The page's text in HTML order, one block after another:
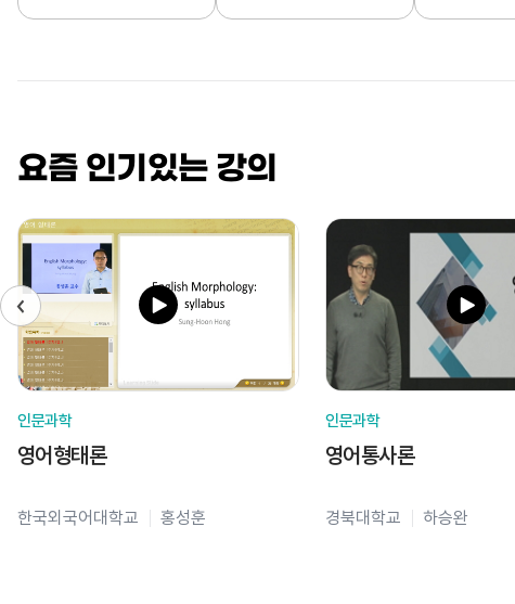
요즘 인기있는 강의
인문과학
영어형태론
한국외국어대학교 홍성훈
인문과학
영어통사론
경북대학교 하승완